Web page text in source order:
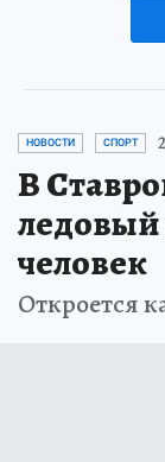
НОВОСТИ СПОРТ
В
ледовый
человек
Откроется